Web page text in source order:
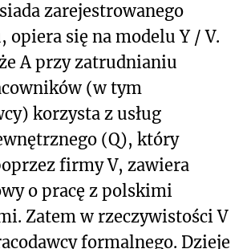
zarejestrowanego
opiera się na modelu Y / V.
A przy zatrudnianiu
(w tym
korzysta z usług
(Q), który
firmy V, zawiera
o pracę z polskimi
Zatem w rzeczywistości V
formalnego. Dzieje